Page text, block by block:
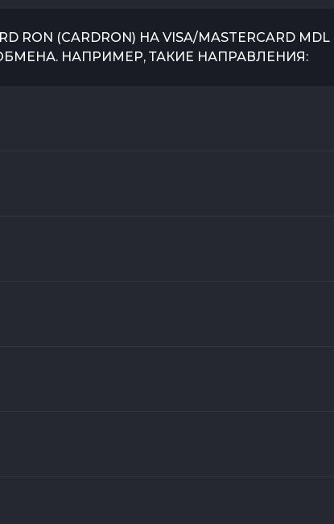
RON (CARDRON) НА VISA/MASTERCARD MDL
НАПРИМЕР, ТАКИЕ НАПРАВЛЕНИЯ: